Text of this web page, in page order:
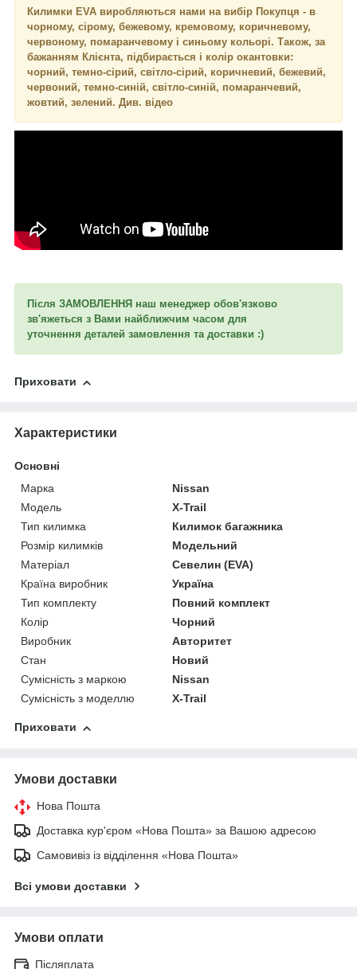
Килимки EVA виробляються нами на вибір Покупця - в
чорному, сірому, бежевому, кремовому, коричневому,
червоному, помаранчевому і синьому кольорі. Також, за
бажанням Клієнта, підбирається і колір окантовки:
чорний, темно-сірий, світло-сірий, коричневий, бежевий,
червоний, темно-синій, світло-синій, помаранчевий,
жовтий, зелений. Див. відео
Після ЗАМОВЛЕННЯ наш менеджер обов'язково
зв'яжеться з Вами найближчим часом для
уточнення деталей замовлення та доставки :)
Приховати
Характеристики
Основні
Марка
Nissan
Модель
X-Trail
Тип килимка
Килимок багажника
Розмір килимків
Модельний
Матеріал
Севелин (EVA)
Країна виробник
Україна
Тип комплекту
Повний комплект
Колір
Чорний
Виробник
Авторитет
Стан
Новий
Сумісність з маркою
Nissan
Сумісність з моделлю
X-Trail
Приховати
Умови доставки
Нова Пошта
Доставка кур'єром «Нова Пошта» за Вашою адресою
Самовивіз із відділення «Нова Пошта»
Всі умови доставки
Умови оплати
Післяплата